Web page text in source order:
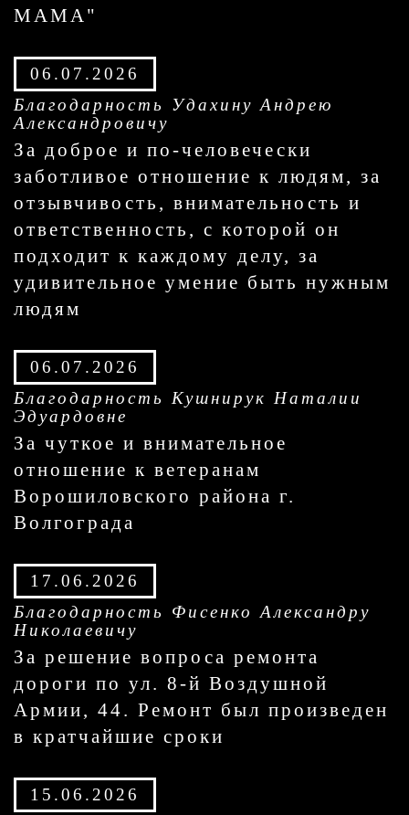
МАМА"
06.07.2026
Благодарность Удахину Андрею
Александровичу
За доброе и по-человечески
заботливое отношение к людям, за
отзывчивость, внимательность и
ответственность, с которой он
подходит к каждому делу, за
удивительное умение быть нужным
людям
06.07.2026
Благодарность Кушнирук Наталии
Эдуардовне
За чуткое и внимательное
отношение к ветеранам
Ворошиловского района г.
Волгограда
17.06.2026
Благодарность Фисенко Александру
Николаевичу
За решение вопроса ремонта
дороги по ул. 8-й Воздушной
Армии, 44. Ремонт был произведен
в кратчайшие сроки
15.06.2026